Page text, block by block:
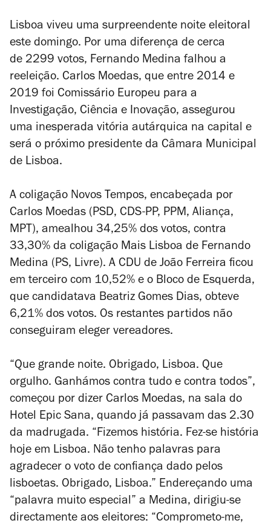
Lisboa viveu uma surpreendente noite eleitoral
este domingo. Por uma diferença de cerca
de 2299 votos, Fernando Medina falhou a
reeleição. Carlos Moedas, que entre 2014 e
2019 foi Comissário Europeu para a
Investigação, Ciência e Inovação, assegurou
uma inesperada vitória autárquica na capital e
será o próximo presidente da Câmara Municipal
de Lisboa.
A coligação Novos Tempos, encabeçada por
Carlos Moedas (PSD, CDS-PP, PPM, Aliança,
MPT), amealhou 34,25% dos votos, contra
33,30% da coligação Mais Lisboa de Fernando
Medina (PS, Livre). A CDU de João Ferreira ficou
em terceiro com 10,52% e o Bloco de Esquerda,
que candidatava Beatriz Gomes Dias, obteve
6,21% dos votos. Os restantes partidos não
conseguiram eleger vereadores.
“Que grande noite. Obrigado, Lisboa. Que
orgulho. Ganhámos contra tudo e contra todos”,
começou por dizer Carlos Moedas, na sala do
Hotel Epic Sana, quando já passavam das 2.30
da madrugada. “Fizemos história. Fez-se história
hoje em Lisboa. Não tenho palavras para
agradecer o voto de confiança dado pelos
lisboetas. Obrigado, Lisboa.” Endereçando uma
“palavra muito especial” a Medina, dirigiu-se
directamente aos eleitores: “Comprometo-me,